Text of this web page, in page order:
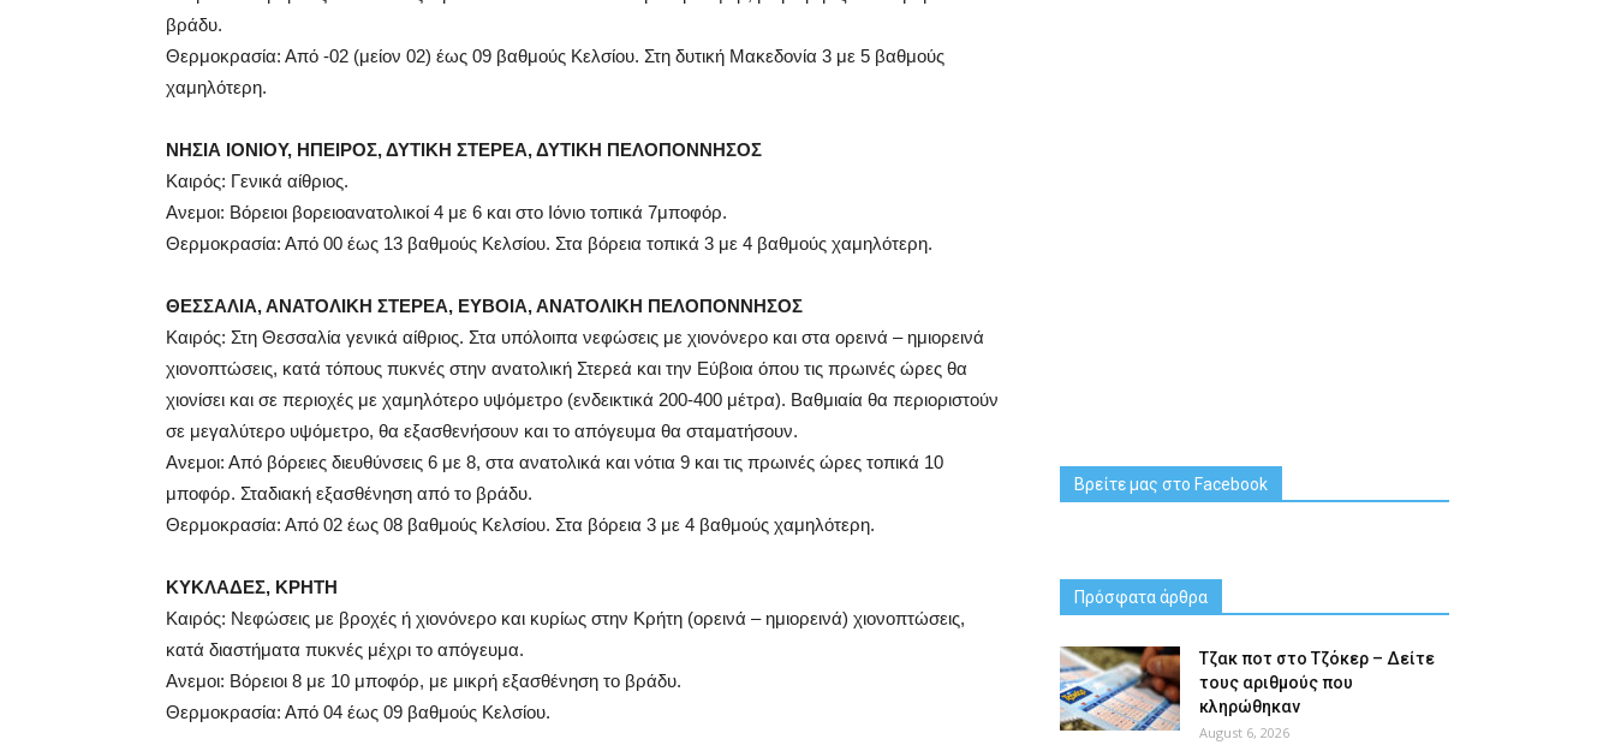
βράδυ.
Θερμοκρασία: Από -02 (μείον 02) έως 09 βαθμούς Κελσίου. Στη δυτική Μακεδονία 3 με 5 βαθμούς
χαμηλότερη.
ΝΗΣΙΑ ΙΟΝΙΟΥ, ΗΠΕΙΡΟΣ, ΔΥΤΙΚΗ ΣΤΕΡΕΑ, ΔΥΤΙΚΗ ΠΕΛΟΠΟΝΝΗΣΟΣ
Καιρός: Γενικά αίθριος.
Ανεμοι: Βόρειοι βορειοανατολικοί 4 με 6 και στο Ιόνιο τοπικά 7μποφόρ.
Θερμοκρασία: Από 00 έως 13 βαθμούς Κελσίου. Στα βόρεια τοπικά 3 με 4 βαθμούς χαμηλότερη.
ΘΕΣΣΑΛΙΑ, ΑΝΑΤΟΛΙΚΗ ΣΤΕΡΕΑ, ΕΥΒΟΙΑ, ΑΝΑΤΟΛΙΚΗ ΠΕΛΟΠΟΝΝΗΣΟΣ
Καιρός: Στη Θεσσαλία γενικά αίθριος. Στα υπόλοιπα νεφώσεις με χιονόνερο και στα ορεινά – ημιορεινά
χιονοπτώσεις, κατά τόπους πυκνές στην ανατολική Στερεά και την Εύβοια όπου τις πρωινές ώρες θα
χιονίσει και σε περιοχές με χαμηλότερο υψόμετρο (ενδεικτικά 200-400 μέτρα). Βαθμιαία θα περιοριστούν
σε μεγαλύτερο υψόμετρο, θα εξασθενήσουν και το απόγευμα θα σταματήσουν.
Ανεμοι: Από βόρειες διευθύνσεις 6 με 8, στα ανατολικά και νότια 9 και τις πρωινές ώρες τοπικά 10
μποφόρ. Σταδιακή εξασθένηση από το βράδυ.
Θερμοκρασία: Από 02 έως 08 βαθμούς Κελσίου. Στα βόρεια 3 με 4 βαθμούς χαμηλότερη.
ΚΥΚΛΑΔΕΣ, ΚΡΗΤΗ
Καιρός: Νεφώσεις με βροχές ή χιονόνερο και κυρίως στην Κρήτη (ορεινά – ημιορεινά) χιονοπτώσεις,
κατά διαστήματα πυκνές μέχρι το απόγευμα.
Ανεμοι: Βόρειοι 8 με 10 μποφόρ, με μικρή εξασθένηση το βράδυ.
Θερμοκρασία: Από 04 έως 09 βαθμούς Κελσίου.
Βρείτε μας στο Facebook
Πρόσφατα άρθρα
Tζακ ποτ στο Τζόκερ – Δείτε
τους αριθμούς που
κληρώθηκαν
August 6, 2026